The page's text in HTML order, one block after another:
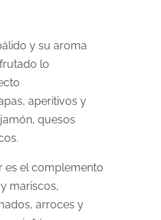
y su aroma
lo
aperitivos y
quesos
es el complemento
mariscos,
arroces y